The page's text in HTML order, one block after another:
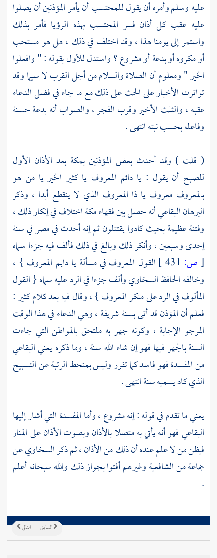
عليه وسلم وأمره أن يقول للمحتسب أن يأمر المؤذنين أن يصلوا
عليه عقب كل أذان فسر المحتسب بهذه الرؤيا فأمر بذلك
واستمر إلى يومنا هذا ، وقد اختلف في ذلك ، هل هو مستحب
أو مكروه أو بدعة أو مشروع ؟ واستدل للأول بقوله : " وافعلوا
الخير " ومعلوم أن الصلاة والسلام من أجل القرب لا سيما وقد
تواترت الأخبار على الحث على ذلك مع ما جاء في فضل الدعاء
عقبه ، والثلث الأخير وقرب الفجر ، والصواب أنه بدعة حسنة
وفاعله بحسب نيته انتهى .
( قلت ) وقد أحدث بعض المؤذنين بمكةبعد الأذان الأول
للصبح أن يقول : يا دائم المعروف يا كثير الخير يا من هو
بالمعروف معروف يا ذا المعروف الذي لا ينقطع أبدا ، وذكر
البرهان البقاعيأنه حصل بين فقهاءمكةاختلاف في إنكار ذلك ،
وفتنة عظيمة بحيث كادوا يقتتلون ثم إنه أحدث فيمصرفي سنة
إحدى وسبعين ، وأنكر ذلك وبالغ في ذلك فألف فيه جزءا سماه
[ ص:
القول المعروف في مسألة يا دايم المعروف } ،
وخالفه الحافظالسخاويوألف جزءا في الرد عليه سماه { القول
المألوف في الرد على منكر المعروف } ، وقال فيه بعد كلام كثير :
فعلم أن المؤذن قد أتى بسنة شريفة ، وهي الدعاء في هذا الوقت
المرجو الإجابة ، وكونه جهر به ملتحق بالمواطن التي جاءت
السنة بالجهر فيها فهو إن شاء الله سنة ، وما ذكره يعنيالبقاعي
من المفسدة فهو فاسد كما تقرر وليس بمنحط الرتبة عن التسبيح
الذي كاد يسميه سنة انتهى .
يعني ما تقدم في قوله : إنه مشروع ، وأما المفسدة التي أشار إليها
البقاعيفهو أنه يأتي به متصلا بالأذان وبصوت الأذان على المنار
فيظن من لا علم عنده أن ذلك من الأذان ، ثم ذكرالسخاويعن
جماعة من الشافعية وغيرهم أفتوا بجواز ذلك والله سبحانه أعلم
.
التالي السابق